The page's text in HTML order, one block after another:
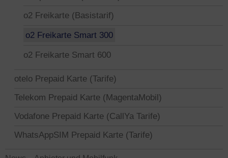
o2 Freikarte (Basistarif)
o2 Freikarte Smart 300
o2 Freikarte Smart 600
otelo Prepaid Karte (Tarife)
Telekom Prepaid Karte (MagentaMobil)
Vodafone Prepaid Karte (CallYa Tarife)
WhatsAppSIM Prepaid Karte (Tarife)